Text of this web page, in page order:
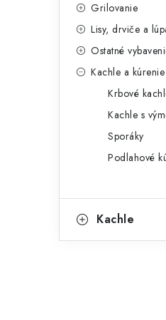
Grilovanie
Lisy, drviče a
Ostatné
Kachle a kúrenie
Krbové
Kachle s
Sporáky
Podlahové
Kachle